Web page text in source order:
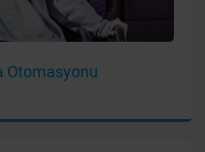
Otomasyonu